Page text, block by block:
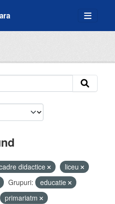
didactice
liceu
Grupuri:
educatie
primariatm